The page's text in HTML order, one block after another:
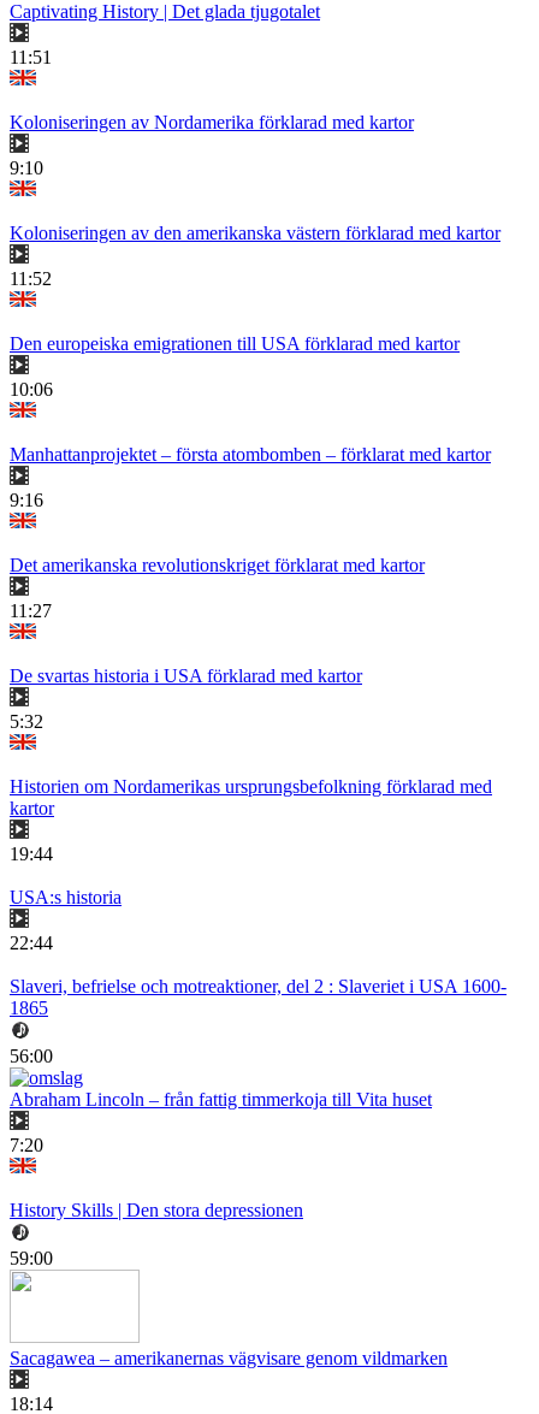
Captivating History | Det glada tjugotalet
11:51
Koloniseringen av Nordamerika förklarad med kartor
9:10
Koloniseringen av den amerikanska västern förklarad med kartor
11:52
Den europeiska emigrationen till USA förklarad med kartor
10:06
Manhattanprojektet – första atombomben – förklarat med kartor
9:16
Det amerikanska revolutionskriget förklarat med kartor
11:27
De svartas historia i USA förklarad med kartor
5:32
Historien om Nordamerikas ursprungsbefolkning förklarad med
kartor
19:44
USA:s historia
22:44
Slaveri, befrielse och motreaktioner, del 2 : Slaveriet i USA 1600-
1865
56:00
Abraham Lincoln – från fattig timmerkoja till Vita huset
7:20
History Skills | Den stora depressionen
59:00
Sacagawea – amerikanernas vägvisare genom vildmarken
18:14